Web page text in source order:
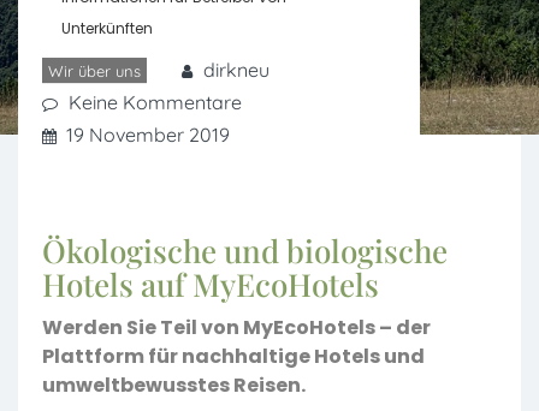
Unterkünften
Wir über uns
dirkneu
Keine Kommentare
19 November 2019
Ökologische und biologische
Hotels auf MyEcoHotels
Werden Sie Teil von MyEcoHotels – der
Plattform für nachhaltige Hotels und
umweltbewusstes Reisen.